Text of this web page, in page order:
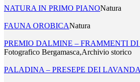
NATURA IN PRIMO PIANONatura
FAUNA OROBICANatura
PREMIO DALMINE – FRAMMENTI DI
Fotografico Bergamasca,Archivio storico
PALADINA – PRESEPE DEI